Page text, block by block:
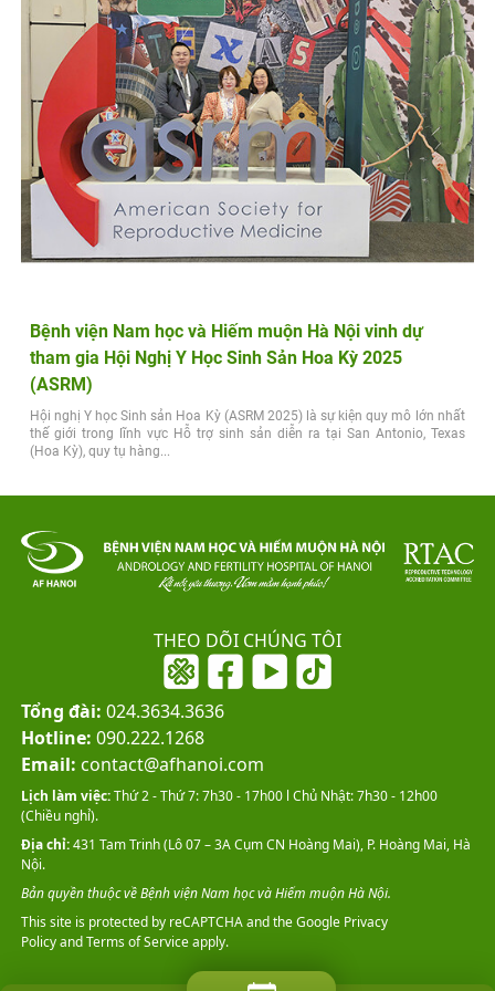
Bệnh viện Nam học và Hiếm muộn Hà Nội vinh dự
tham gia Hội Nghị Y Học Sinh Sản Hoa Kỳ 2025
(ASRM)
Hội nghị Y học Sinh sản Hoa Kỳ (ASRM 2025) là sự kiện quy mô lớn nhất
thế giới trong lĩnh vực Hỗ trợ sinh sản diễn ra tại San Antonio, Texas
(Hoa Kỳ), quy tụ hàng...
THEO DÕI CHÚNG TÔI
Tổng đài: 024.3634.3636
Hotline: 090.222.1268
Email: contact@afhanoi.com
This site is protected by reCAPTCHA and the GooglePrivacy
PolicyandTerms of Serviceapply.
Lịch làm việc:Thứ 2 - Thứ 7: 7h30 - 17h00 l Chủ Nhật: 7h30 - 12h00
(Chiều nghỉ).
Địa chỉ:431 Tam Trinh (Lô 07 – 3A Cụm CN Hoàng Mai), P. Hoàng Mai, Hà
Nội.
Bản quyền thuộc về Bệnh viện Nam học và Hiếm muộn Hà Nội.